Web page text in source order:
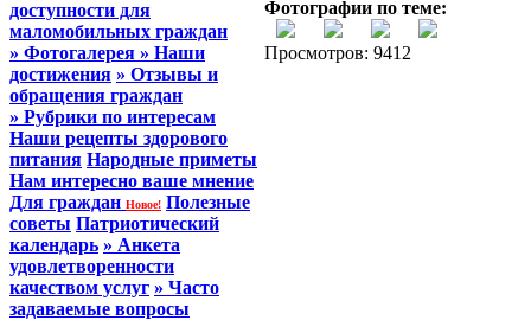
доступности для
маломобильных граждан
» Фотогалерея » Наши
достижения » Отзывы и
обращения граждан
» Рубрики по интересам
Наши рецепты здорового
питания Народные приметы
Нам интересно ваше мнение
Для граждан Новое! Полезные
советы Патриотический
календарь » Анкета
удовлетворенности
качеством услуг » Часто
задаваемые вопросы
Фотографии по теме:
Просмотров: 9412